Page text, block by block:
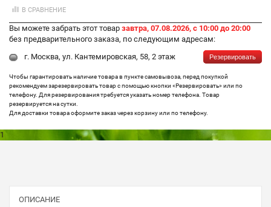
В СРАВНЕНИЕ
Вы можете забрать этот товар завтра, 07.08.2026, с 10:00 до 20:00
без предварительного заказа, по следующим адресам:
г. Москва, ул. Кантемировская, 58, 2 этаж
Резервировать
Чтобы гарантировать наличие товара в пункте самовывоза, перед покупкой
рекомендуем зарезервировать товар с помощью кнопки «Резервировать» или по
телефону. Для резервирования требуется указать номер телефона. Товар
резервируется на сутки.
Для доставки товара оформите заказ через корзину или по телефону.
1
ОПИСАНИЕ